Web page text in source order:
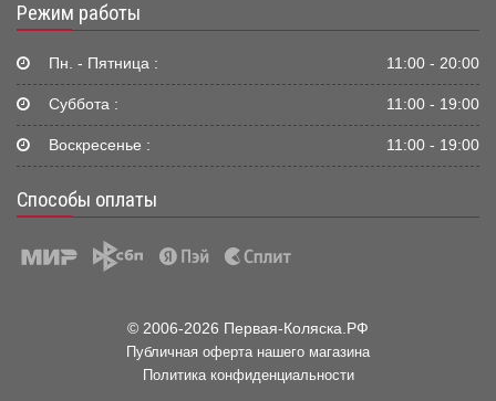
Режим работы
Пн. - Пятница : 11:00 - 20:00
Суббота : 11:00 - 19:00
Воскресенье : 11:00 - 19:00
Способы оплаты
© 2006-2026 Первая-Коляска.РФ
Публичная оферта нашего магазина
Политика конфиденциальности